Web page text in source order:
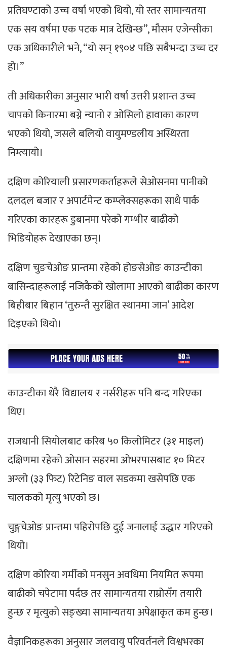
प्रतिघण्टाको उच्च वर्षा भएको थियो, यो स्तर सामान्यतया
एक सय वर्षमा एक पटक मात्र देखिन्छ”, मौसम एजेन्सीका
एक अधिकारीले भने, “यो सन् १९०४ पछि सबैभन्दा उच्च दर
हो।”
ती अधिकारीका अनुसार भारी वर्षा उत्तरी प्रशान्त उच्च
चापको किनारमा बग्ने न्यानो र ओसिलो हावाका कारण
भएको थियो, जसले बलियो वायुमण्डलीय अस्थिरता
निम्त्यायो।
दक्षिण कोरियाली प्रसारणकर्ताहरूले सेओसनमा पानीको
दलदल बजार र अपार्टमेन्ट कम्प्लेक्सहरूका साथै पार्क
गरिएका कारहरू डुबानमा परेको गम्भीर बाढीको
भिडियोहरू देखाएका छन्।
दक्षिण चुङचेओङ प्रान्तमा रहेको होङसेओङ काउन्टीका
बासिन्दाहरूलाई नजिकैको खोलामा आएको बाढीका कारण
बिहीबार बिहान ‘तुरुन्तै सुरक्षित स्थानमा जान’ आदेश
दिइएको थियो।
काउन्टीका धेरै विद्यालय र नर्सरीहरू पनि बन्द गरिएका
थिए।
राजधानी सियोलबाट करिब ५० किलोमिटर (३१ माइल)
दक्षिणमा रहेको ओसान सहरमा ओभरपासबाट १० मिटर
अग्लो (३३ फिट) रिटेनिङ वाल सडकमा खसेपछि एक
चालकको मृत्यु भएको छ।
चुङ्गचेओङ प्रान्तमा पहिरोपछि दुई जनालाई उद्धार गरिएको
थियो।
दक्षिण कोरिया गर्मीको मनसुन अवधिमा नियमित रूपमा
बाढीको चपेटामा पर्दछ तर सामान्यतया राम्रोसँग तयारी
हुन्छ र मृत्युको सङ्ख्या सामान्यतया अपेक्षाकृत कम हुन्छ।
वैज्ञानिकहरूका अनुसार जलवायु परिवर्तनले विश्वभरका